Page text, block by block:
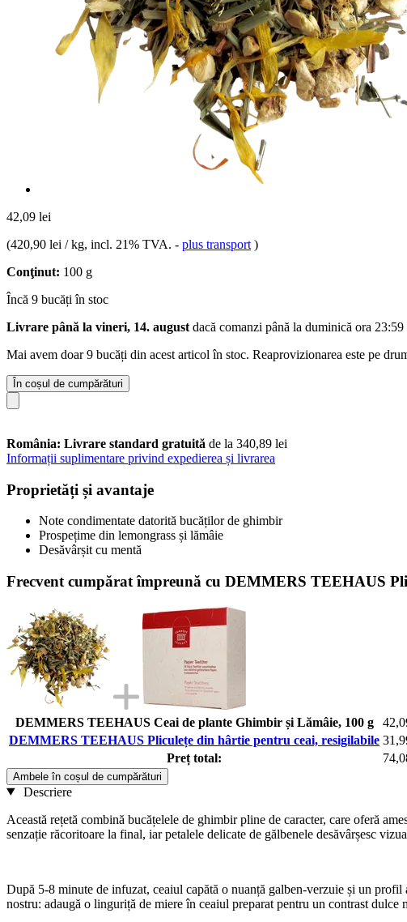
42,09 lei
(420,90 lei / kg, incl. 21% TVA. - plus transport )
Conţinut: 100 g
Încă 9 bucăți în stoc
Livrare până la vineri, 14. august dacă comanzi până la duminică ora 23:59
Mai avem doar 9 bucăți din acest articol în stoc. Reaprovizionarea este pe
În coșul de cumpărături
România: Livrare standard gratuită de la 340,89 lei
Informații suplimentare privind expedierea și livrarea
Proprietăți și avantaje
Note condimentate datorită bucăților de ghimbir
Prospețime din lemongrass și lămâie
Desăvârșit cu mentă
Frecvent cumpărat împreună cu DEMMERS TEEHAUS
DEMMERS TEEHAUS Ceai de plante Ghimbir și Lămâie, 100 g
DEMMERS TEEHAUS Pliculețe din hârtie pentru ceai, resigilabile
Preț total:
Ambele în coșul de cumpărături
Descriere
Această rețetă combină bucățelele de ghimbir pline de caracter, care oferă
senzație răcoritoare la final, iar petalele delicate de gălbenele desăvârșesc
După 5-8 minute de infuzat, ceaiul capătă o nuanță galben-verzuie și un
nostru: adaugă o linguriță de miere în ceaiul preparat pentru un contrast